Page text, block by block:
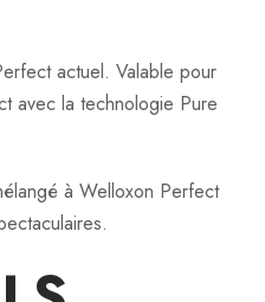
actuel. Valable pour
avec la technologie Pure
à Welloxon Perfect